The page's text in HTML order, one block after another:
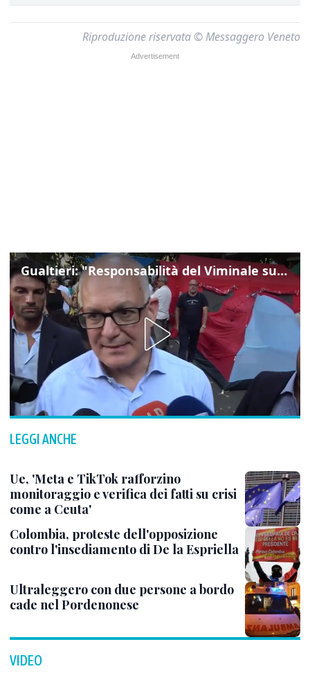
Riproduzione riservata © Messaggero Veneto
Gualtieri: "Responsabilità del Viminale su Spin Time? La posizione dei partiti è nota"
LEGGI ANCHE
Ue, 'Meta e TikTok rafforzino
monitoraggio e verifica dei fatti su crisi
come a Ceuta'
Colombia, proteste dell'opposizione
contro l'insediamento di De la Espriella
Ultraleggero con due persone a bordo
cade nel Pordenonese
VIDEO